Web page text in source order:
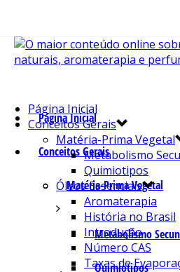
Página Inicial
Conceitos Gerais
Matéria-Prima Vegetal
Metabolismo
Quimiotipos
Página Inicial
Conceitos Gerais
Matéria-Prima Vegetal
Metabolismo
Quimiotipos
Óleos Essenciais
Aromaterapia
História no Brasil
Introdução
Número CAS
Taxas de